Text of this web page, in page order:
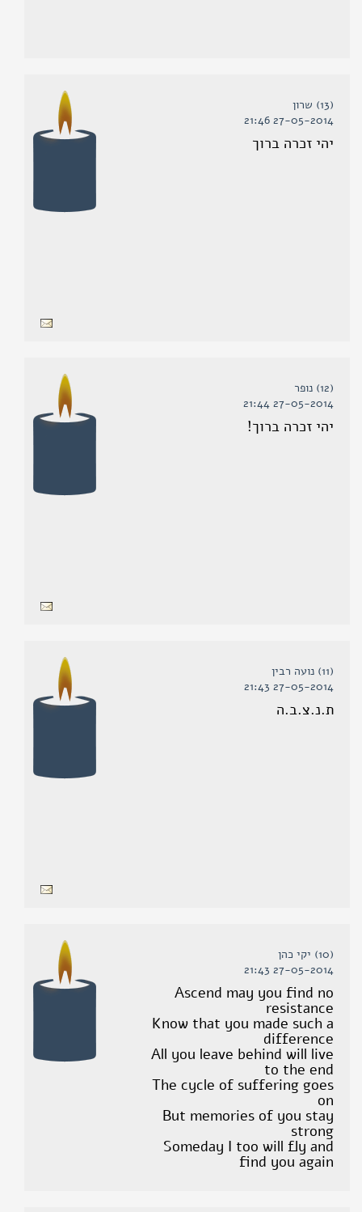
(13) שרון
27-05-2014 21:46
יהי זכרה ברוך
(12) נופר
27-05-2014 21:44
יהי זכרה ברוך!
(11) נועה רבין
27-05-2014 21:43
ת.נ.צ.ב.ה
(10) יקי כהן
27-05-2014 21:43
Ascend may you find no
resistance
Know that you made such a
difference
All you leave behind will live
to the end
The cycle of suffering goes
on
But memories of you stay
strong
Someday I too will fly and
find you again